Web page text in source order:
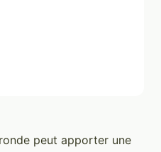
peut apporter une